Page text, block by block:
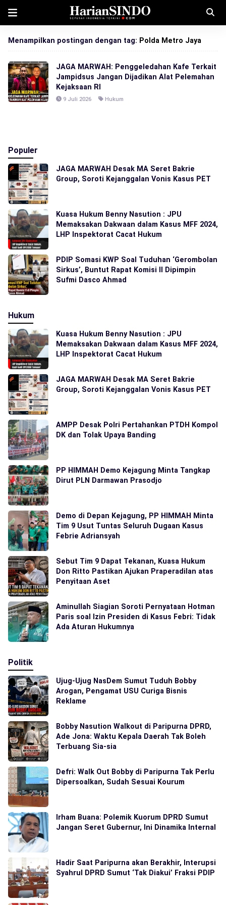
Menampilkan postingan dengan tag: Polda Metro Jaya
JAGA MARWAH: Penggeledahan Kafe Terkait
Jampidsus Jangan Dijadikan Alat Pelemahan
Kejaksaan RI
9 Juli 2026 Hukum
Populer
JAGA MARWAH Desak MA Seret Bakrie
Group, Soroti Kejanggalan Vonis Kasus PET
Kuasa Hukum Benny Nasution : JPU
Memaksakan Dakwaan dalam Kasus MFF 2024,
LHP Inspektorat Cacat Hukum
PDIP Somasi KWP Soal Tuduhan ‘Gerombolan
Sirkus’, Buntut Rapat Komisi II Dipimpin
Sufmi Dasco Ahmad
Hukum
Kuasa Hukum Benny Nasution : JPU
Memaksakan Dakwaan dalam Kasus MFF 2024,
LHP Inspektorat Cacat Hukum
JAGA MARWAH Desak MA Seret Bakrie
Group, Soroti Kejanggalan Vonis Kasus PET
AMPP Desak Polri Pertahankan PTDH Kompol
DK dan Tolak Upaya Banding
PP HIMMAH Demo Kejagung Minta Tangkap
Dirut PLN Darmawan Prasodjo
Demo di Depan Kejagung, PP HIMMAH Minta
Tim 9 Usut Tuntas Seluruh Dugaan Kasus
Febrie Adriansyah
Sebut Tim 9 Dapat Tekanan, Kuasa Hukum
Don Ritto Pastikan Ajukan Praperadilan atas
Penyitaan Aset
Aminullah Siagian Soroti Pernyataan Hotman
Paris soal Izin Presiden di Kasus Febri: Tidak
Ada Aturan Hukumnya
Politik
Ujug-Ujug NasDem Sumut Tuduh Bobby
Arogan, Pengamat USU Curiga Bisnis
Reklame
Bobby Nasution Walkout di Paripurna DPRD,
Ade Jona: Waktu Kepala Daerah Tak Boleh
Terbuang Sia-sia
Defri: Walk Out Bobby di Paripurna Tak Perlu
Dipersoalkan, Sudah Sesuai Kourum
Irham Buana: Polemik Kuorum DPRD Sumut
Jangan Seret Gubernur, Ini Dinamika Internal
Hadir Saat Paripurna akan Berakhir, Interupsi
Syahrul DPRD Sumut ‘Tak Diakui’ Fraksi PDIP